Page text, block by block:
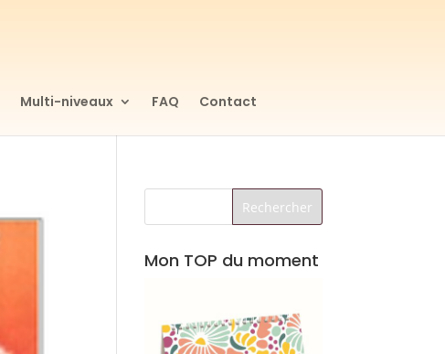
Multi-niveaux FAQ Contact
Mon TOP du moment